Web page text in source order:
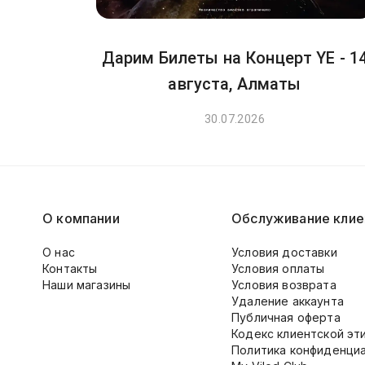
Дарим Билеты на Концерт YE -
августа, Алматы
30.07.2026
О компании
О нас
Контакты
Наши магазины
Обслуживание
Условия доставки
Условия оплаты
Условия возврата
Удаление аккаунта
Публичная оферта
Кодекс клиентской
Политика